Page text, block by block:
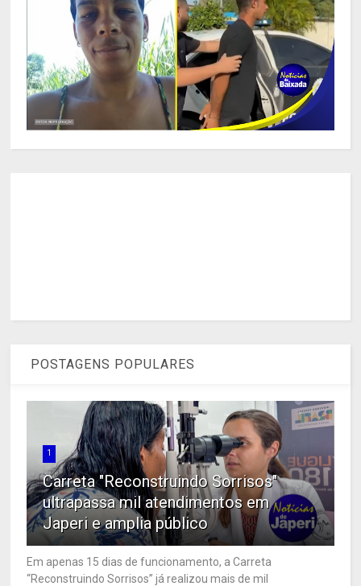
POSTAGENS POPULARES
1
Carreta "Reconstruindo Sorrisos"
ultrapassa mil atendimentos em
Japeri e amplia público
Em apenas 15 dias de funcionamento, a Carreta
“Reconstruindo Sorrisos” já realizou mais de mil